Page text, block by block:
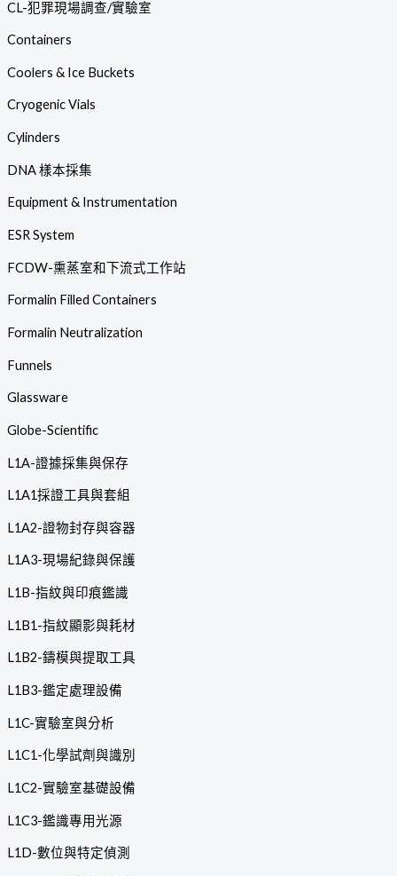
CL-犯罪現場調查/實驗室
Containers
Coolers & Ice Buckets
Cryogenic Vials
Cylinders
DNA 樣本採集
Equipment & Instrumentation
ESR System
FCDW-熏蒸室和下流式工作站
Formalin Filled Containers
Formalin Neutralization
Funnels
Glassware
Globe-Scientific
L1A-證據採集與保存
L1A1採證工具與套組
L1A2-證物封存與容器
L1A3-現場紀錄與保護
L1B-指紋與印痕鑑識
L1B1-指紋顯影與耗材
L1B2-鑄模與提取工具
L1B3-鑑定處理設備
L1C-實驗室與分析
L1C1-化學試劑與識別
L1C2-實驗室基礎設備
L1C3-鑑識專用光源
L1D-數位與特定偵測